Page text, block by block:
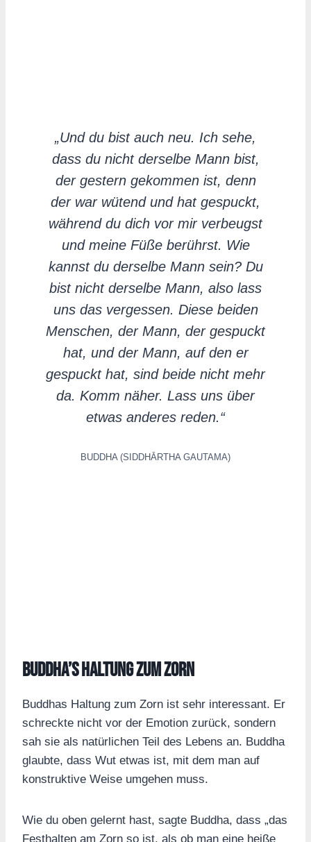
„Und du bist auch neu. Ich sehe,
dass du nicht derselbe Mann bist,
der gestern gekommen ist, denn
der war wütend und hat gespuckt,
während du dich vor mir verbeugst
und meine Füße berührst. Wie
kannst du derselbe Mann sein? Du
bist nicht derselbe Mann, also lass
uns das vergessen. Diese beiden
Menschen, der Mann, der gespuckt
hat, und der Mann, auf den er
gespuckt hat, sind beide nicht mehr
da. Komm näher. Lass uns über
etwas anderes reden.“
BUDDHA (SIDDHĀRTHA GAUTAMA)
Buddha’s Haltung zum Zorn
Buddhas Haltung zum Zorn ist sehr interessant. Er
schreckte nicht vor der Emotion zurück, sondern
sah sie als natürlichen Teil des Lebens an. Buddha
glaubte, dass Wut etwas ist, mit dem man auf
konstruktive Weise umgehen muss.
Wie du oben gelernt hast, sagte Buddha, dass „das
Festhalten am Zorn so ist, als ob man eine heiße